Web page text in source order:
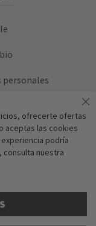
personales
clic para iniciar la
ofrecerte ofertas
aceptas las cookies
podría
consulta nuestra